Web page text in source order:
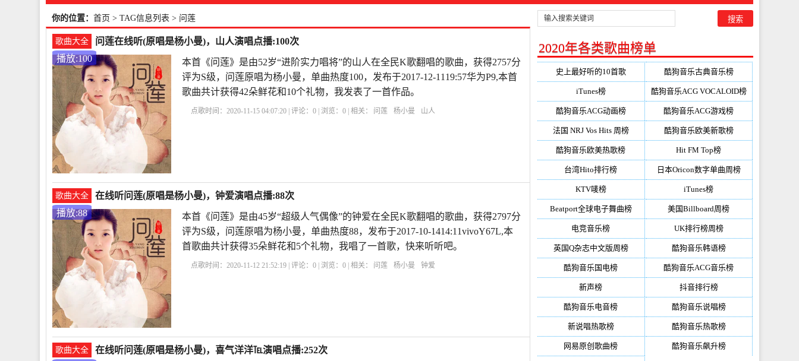
你的位置： 首页 > TAG信息列表 > 问莲
歌曲大全
问莲在线听(原唱是杨小曼)，山人演唱点播:100次
播放:100
本首《问莲》是由52岁“进阶实力唱将”的山人在全民K歌翻唱的歌曲，获得2757分
评为S级，问莲原唱为杨小曼，单曲热度100，发布于2017-12-1119:57华为P9,本首
歌曲共计获得42朵鲜花和10个礼物，我发表了一首作品。
点歌时间：2020-11-15 04:07:20 | 评论：0 | 浏览：0 | 相关： 问莲 杨小曼 山人
歌曲大全
在线听问莲(原唱是杨小曼)，钟爱演唱点播:88次
播放:88
本首《问莲》是由45岁“超级人气偶像”的钟爱在全民K歌翻唱的歌曲，获得2797分
评为S级，问莲原唱为杨小曼，单曲热度88，发布于2017-10-1414:11vivoY67L,本
首歌曲共计获得35朵鲜花和5个礼物，我唱了一首歌，快来听听吧。
点歌时间：2020-11-12 21:52:19 | 评论：0 | 浏览：0 | 相关： 问莲 杨小曼 钟爱
歌曲大全
在线听问莲(原唱是杨小曼)，喜气洋洋℡演唱点播:252次
2020年各类歌曲榜单
史上最好听的10首歌 酷狗音乐古典音乐榜
iTunes榜 酷狗音乐ACG VOCALOID榜
酷狗音乐ACG动画榜 酷狗音乐ACG游戏榜
法国 NRJ Vos Hits 周榜 酷狗音乐欧美新歌榜
酷狗音乐欧美热歌榜 Hit FM Top榜
台湾Hito排行榜 日本Oricon数字单曲周榜
KTV唛榜 iTunes榜
Beatport全球电子舞曲榜 美国Billboard周榜
电竞音乐榜 UK排行榜周榜
英国Q杂志中文版周榜 酷狗音乐韩语榜
酷狗音乐国电榜 酷狗音乐ACG音乐榜
新声榜 抖音排行榜
酷狗音乐电音榜 酷狗音乐说唱榜
新说唱热歌榜 酷狗音乐热歌榜
网易原创歌曲榜 酷狗音乐飙升榜